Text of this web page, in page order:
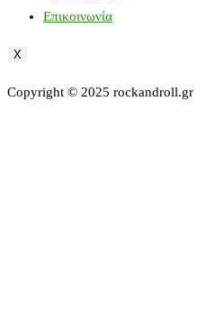
Επικοινωνία
X
Copyright © 2025 rockandroll.gr